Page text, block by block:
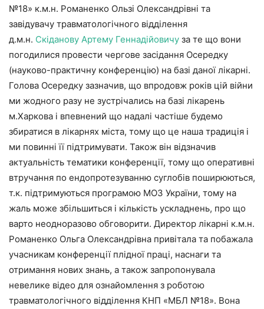
№18» к.м.н. Романенко Ользі Олександрівні та
завідувачу травматологічного відділення
д.м.н. Скіданову Артему Геннадійовичу за те що вони
погодилися провести чергове засідання Осередку
(науково-практичну конференцію) на базі даної лікарні.
Голова Осередку зазначив, що впродовж років цій війни
ми жодного разу не зустрічались на базі лікарень
м.Харкова і впевнений що надалі частіше будемо
збиратися в лікарнях міста, тому що це наша традиція і
ми повинні її підтримувати. Також він відзначив
актуальність тематики конференції, тому що оперативні
втручання по ендопротезуванню суглобів поширюються,
т.к. підтримуються програмою МОЗ України, тому на
жаль може збільшиться і кількість ускладнень, про що
варто неодноразово обговорити. Директор лікарні к.м.н.
Романенко Ольга Олександрівна привітала та побажала
учасникам конференції плідної праці, наснаги та
отримання нових знань, а також запропонувала
невелике відео для ознайомлення з роботою
травматологічного відділення КНП «МБЛ №18». Вона